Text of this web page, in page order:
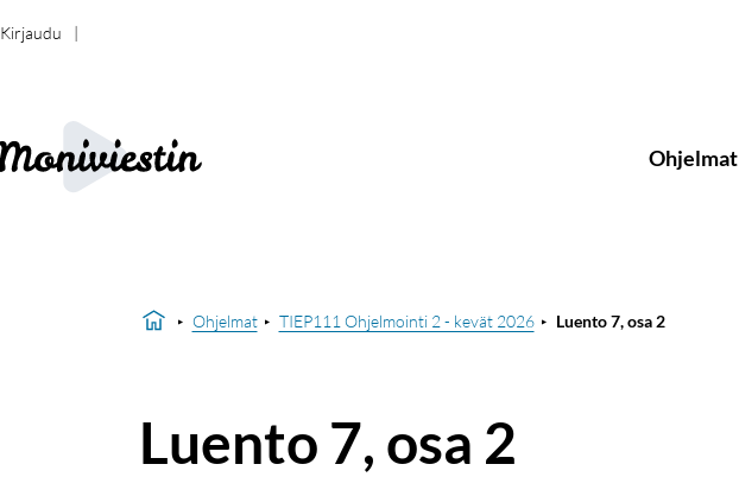
Kirjaudu
Ohjelmat
Ohjelmat TIEP111 Ohjelmointi 2 - kevät 2026 Luento 7, osa 2
Luento 7, osa 2